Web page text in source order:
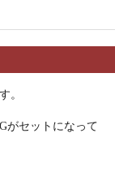
。
がセットになって